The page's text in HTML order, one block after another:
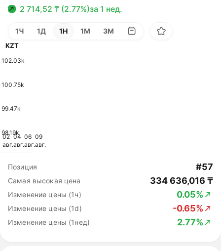
2 714,52 ₸ (2.77%)за 1 нед.
1Ч 1Д 1Н 1М 3М
02
авг.
04
авг.
06
авг.
09
авг.
KZT
102.03k
100.75k
99.47k
98.19k
Позиция #57
Самая высокая цена 334 636,016 ₸
Изменение цены (1ч) 0.05%
Изменение цены (1d) -0.65%
Изменение цены (1нед) 2.77%